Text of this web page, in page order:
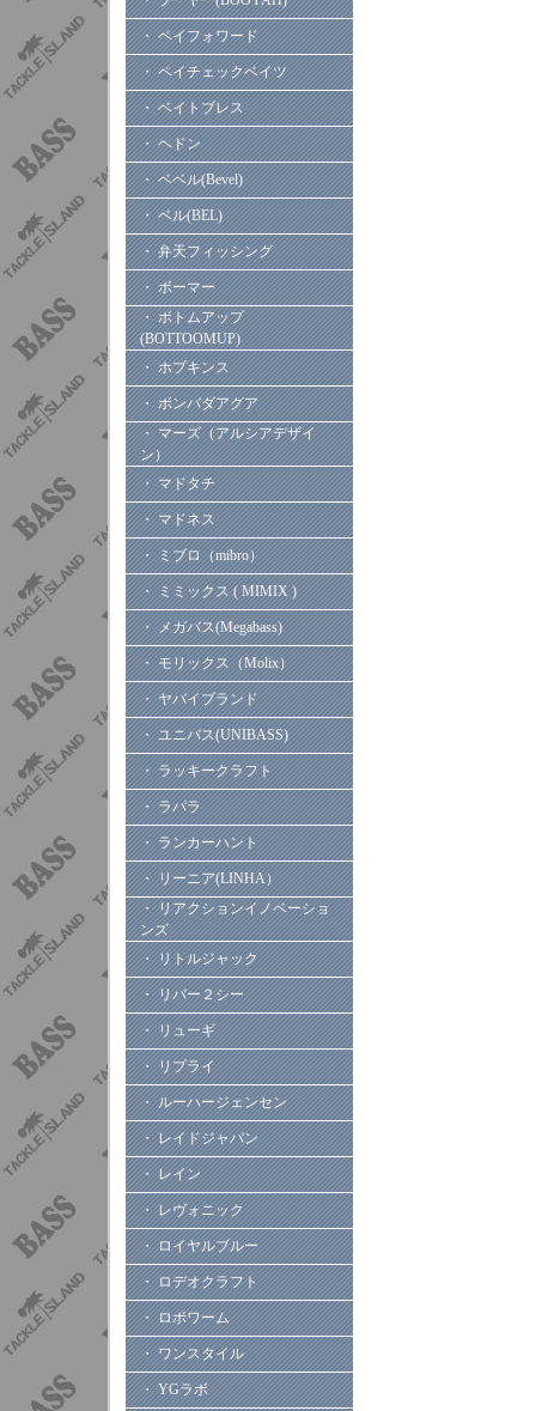
・ ペイフォワード
・ ペイチェックベイツ
・ ベイトブレス
・ ヘドン
・ ベベル(Bevel)
・ ベル(BEL)
・ 弁天フィッシング
・ ボーマー
・ ボトムアップ
(BOTTOOMUP)
・ ホプキンス
・ ボンバダアグア
・ マーズ（アルシアデザイ
ン）
・ マドタチ
・ マドネス
・ ミブロ（mibro）
・ ミミックス ( MIMIX )
・ メガバス(Megabass)
・ モリックス（Molix）
・ ヤバイブランド
・ ユニバス(UNIBASS)
・ ラッキークラフト
・ ラパラ
・ ランカーハント
・ リーニア(LINHA）
・ リアクションイノベーショ
ンズ
・ リトルジャック
・ リバー２シー
・ リューギ
・ リプライ
・ ルーハージェンセン
・ レイドジャパン
・ レイン
・ レヴォニック
・ ロイヤルブルー
・ ロデオクラフト
・ ロボワーム
・ ワンスタイル
・ YGラボ